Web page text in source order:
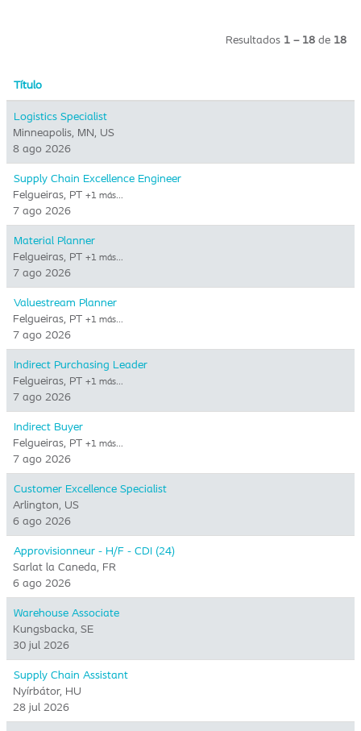
Resultados 1 – 18 de 18
Título
Logistics Specialist
Minneapolis, MN, US
8 ago 2026
Supply Chain Excellence Engineer
Felgueiras, PT +1 más…
7 ago 2026
Material Planner
Felgueiras, PT +1 más…
7 ago 2026
Valuestream Planner
Felgueiras, PT +1 más…
7 ago 2026
Indirect Purchasing Leader
Felgueiras, PT +1 más…
7 ago 2026
Indirect Buyer
Felgueiras, PT +1 más…
7 ago 2026
Customer Excellence Specialist
Arlington, US
6 ago 2026
Approvisionneur - H/F - CDI (24)
Sarlat la Caneda, FR
6 ago 2026
Warehouse Associate
Kungsbacka, SE
30 jul 2026
Supply Chain Assistant
Nyírbátor, HU
28 jul 2026